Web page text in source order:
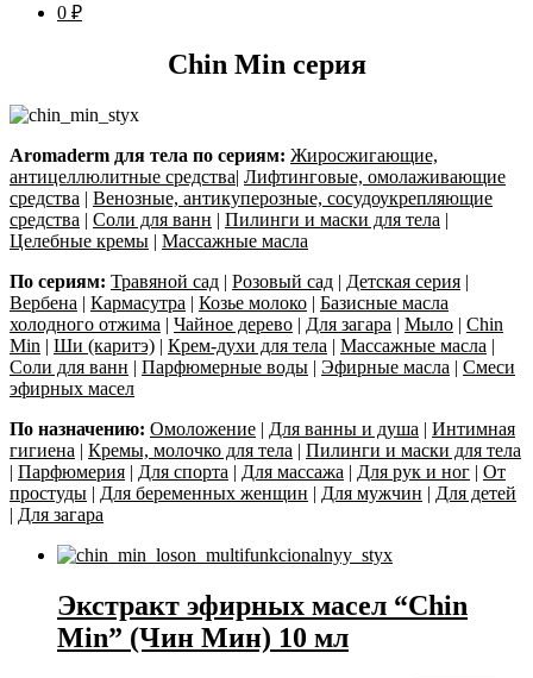
0 ₽
Chin Min серия
Aromaderm для тела по сериям: Жиросжигающие,
антицеллюлитные средства| Лифтинговые, омолаживающие
средства | Венозные, антикуперозные, сосудоукрепляющие
средства | Соли для ванн | Пилинги и маски для тела |
Целебные кремы | Массажные масла
По сериям: Травяной сад | Розовый сад | Детская серия |
Вербена | Кармасутра | Козье молоко | Базисные масла
холодного отжима | Чайное дерево | Для загара | Мыло | Chin
Min | Ши (каритэ) | Крем-духи для тела | Массажные масла |
Соли для ванн | Парфюмерные воды | Эфирные масла | Смеси
эфирных масел
По назначению: Омоложение | Для ванны и душа | Интимная
гигиена | Кремы, молочко для тела | Пилинги и маски для тела
| Парфюмерия | Для спорта | Для массажа | Для рук и ног | От
простуды | Для беременных женщин | Для мужчин | Для детей
| Для загара
Экстракт эфирных масел “Chin
Min” (Чин Мин) 10 мл